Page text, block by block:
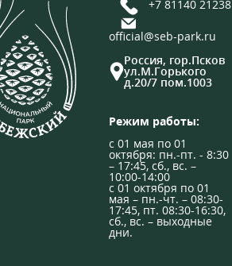
+7 81140 21238
official@seb-park.ru
Россия, гор.Псков
ул.М.Горького
д.20/7 пом.1003
Режим работы:
с 01 мая по 01
октября: пн.-пт. - 8:30
– 17:45, сб., вс. –
10:00-14:00
с 01 октября по 01
мая – пн.-чт. – 08:30-
17:45, пт. 08:30-16:30,
сб., вс. – выходные
дни.